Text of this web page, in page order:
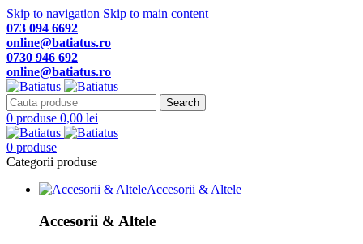
Skip to navigation Skip to main content
073 094 6692
online@batiatus.ro
0730 946 692
online@batiatus.ro
Search
0 produse 0,00 lei
0 produse
Categorii produse
Accesorii & Altele
Accesorii & Altele